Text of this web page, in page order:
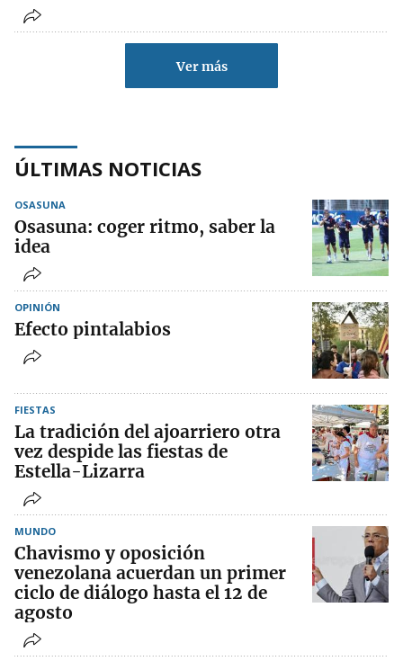
Ver más
ÚLTIMAS NOTICIAS
OSASUNA
Osasuna: coger ritmo, saber la
idea
OPINIÓN
Efecto pintalabios
FIESTAS
La tradición del ajoarriero otra
vez despide las fiestas de
Estella-Lizarra
MUNDO
Chavismo y oposición
venezolana acuerdan un primer
ciclo de diálogo hasta el 12 de
agosto